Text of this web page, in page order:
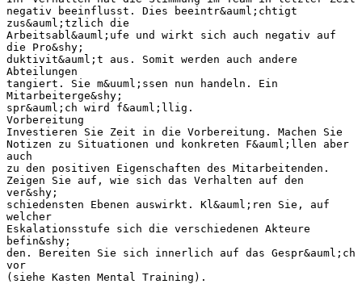
negativ beeinflusst. Dies beeintr&auml;chtigt
zus&auml;tzlich die
Arbeitsabl&auml;ufe und wirkt sich auch negativ auf
die Pro&shy;
duktivit&auml;t aus. Somit werden auch andere
Abteilungen
tangiert. Sie m&uuml;ssen nun handeln. Ein
Mitarbeiterge&shy;
spr&auml;ch wird f&auml;llig.
Vorbereitung
Investieren Sie Zeit in die Vorbereitung. Machen Sie
Notizen zu Situationen und konkreten F&auml;llen aber
auch
zu den positiven Eigenschaften des Mitarbeitenden.
Zeigen Sie auf, wie sich das Verhalten auf den
ver&shy;
schiedensten Ebenen auswirkt. Kl&auml;ren Sie, auf
welcher
Eskalationsstufe sich die verschiedenen Akteure
befin&shy;
den. Bereiten Sie sich innerlich auf das Gespr&auml;ch
vor
(siehe Kasten Mental Training).